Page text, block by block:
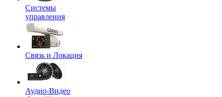
Системы
управления
Связь и Локация
Аудио-Видео